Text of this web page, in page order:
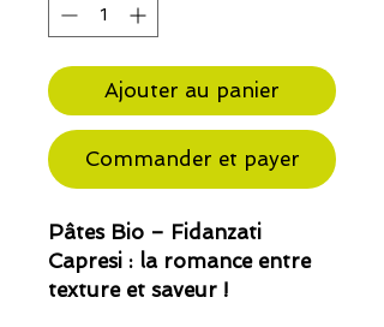
Ajouter au panier
Commander et payer
Pâtes Bio – Fidanzati
Capresi : la romance entre
texture et saveur !